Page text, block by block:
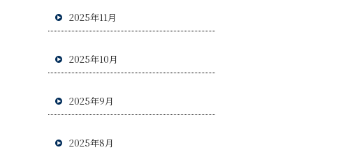
2025年11月
2025年10月
2025年9月
2025年8月